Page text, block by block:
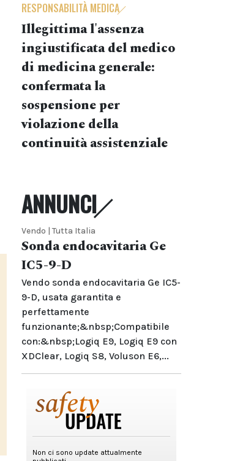
RESPONSABILITÀ MEDICA
Illegittima l'assenza
ingiustificata del medico
di medicina generale:
confermata la
sospensione per
violazione della
continuità assistenziale
ANNUNCI
Vendo | Tutta Italia
Sonda endocavitaria Ge
IC5-9-D
Vendo sonda endocavitaria Ge IC5-
9-D, usata garantita e
perfettamente
funzionante;&nbsp;Compatibile
con:&nbsp;Logiq E9, Logiq E9 con
XDClear, Logiq S8, Voluson E6,...